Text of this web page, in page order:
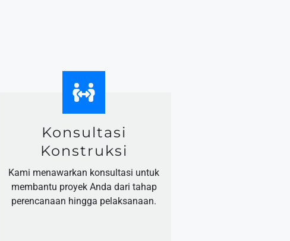
Konsultasi
Konstruksi
Kami menawarkan konsultasi untuk
membantu proyek Anda dari tahap
perencanaan hingga pelaksanaan.